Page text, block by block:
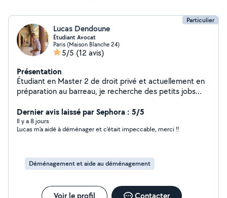
Particulier
Lucas Dendoune
Étudiant Avocat
Paris (Maison Blanche 24)
5/5 (12 avis)
Présentation
Étudiant en Master 2 de droit privé et actuellement en
préparation au barreau, je recherche des petits jobs
contacter directement au zero six dix sept quarante et
un quarante six cinquante huit (l'application restreint le
périmètre par moments)
Dernier avis laissé par Sephora : 5/5
Il y a 8 jours
Lucas m'a aidé à déménager et c'était impeccable, merci !!
Déménagement et aide au déménagement
Voir le profil Contacter